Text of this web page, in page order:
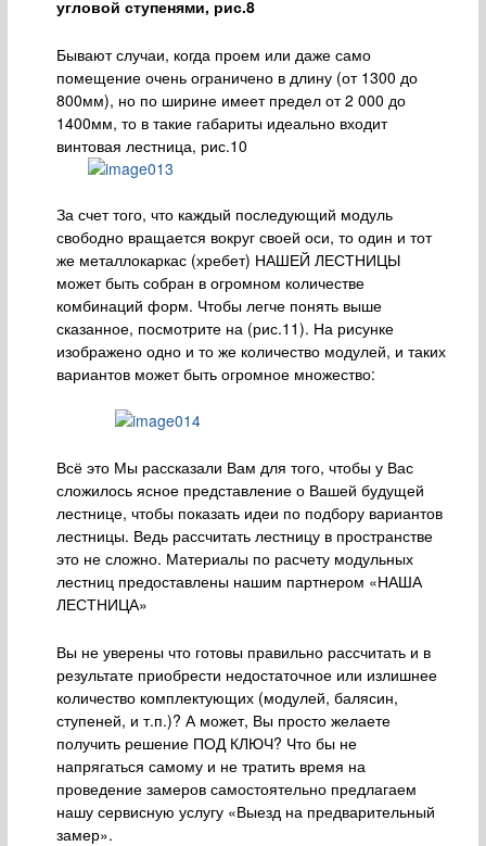
угловой ступенями, рис.8
Бывают случаи, когда проем или даже само
помещение очень ограничено в длину (от 1300 до
800мм), но по ширине имеет предел от 2 000 до
1400мм, то в такие габариты идеально входит
винтовая лестница, рис.10
За счет того, что каждый последующий модуль
свободно вращается вокруг своей оси, то один и тот
же металлокаркас (хребет) НАШЕЙ ЛЕСТНИЦЫ
может быть собран в огромном количестве
комбинаций форм. Чтобы легче понять выше
сказанное, посмотрите на (рис.11). На рисунке
изображено одно и то же количество модулей, и таких
вариантов может быть огромное множество:
Всё это Мы рассказали Вам для того, чтобы у Вас
сложилось ясное представление о Вашей будущей
лестнице, чтобы показать идеи по подбору вариантов
лестницы. Ведь рассчитать лестницу в пространстве
это не сложно. Материалы по расчету модульных
лестниц предоставлены нашим партнером «НАША
ЛЕСТНИЦА»
Вы не уверены что готовы правильно рассчитать и в
результате приобрести недостаточное или излишнее
количество комплектующих (модулей, балясин,
ступеней, и т.п.)? А может, Вы просто желаете
получить решение ПОД КЛЮЧ? Что бы не
напрягаться самому и не тратить время на
проведение замеров самостоятельно предлагаем
нашу сервисную услугу «Выезд на предварительный
замер».